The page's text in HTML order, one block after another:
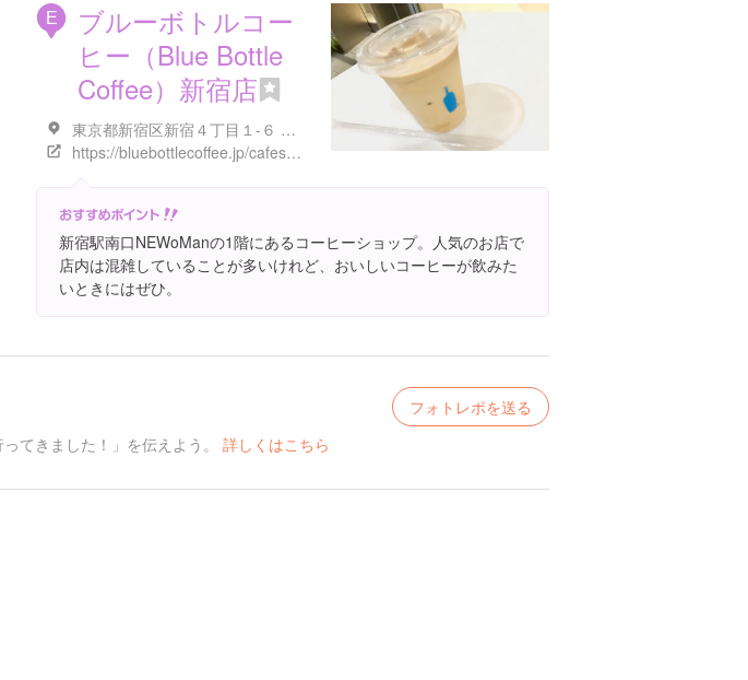
E
ブルーボトルコー
ヒー（Blue Bottle
Coffee）新宿店
東京都新宿区新宿４丁目１-６ NEWoMan SHINJUKU 1F
https://bluebottlecoffee.jp/cafes/shinjuku
新宿駅南口NEWoManの1階にあるコーヒーショップ。人気のお店で
店内は混雑していることが多いけれど、おいしいコーヒーが飲みた
いときにはぜひ。
フォトレポを送る
てきました！」を伝えよう。 詳しくはこちら